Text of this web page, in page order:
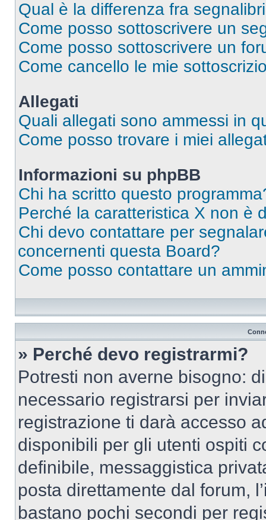
Qual è la differenza fra
Come posso sottoscrivere un
Come posso sottoscrivere un
Come cancello le mie
Allegati
Quali allegati sono ammessi in
Come posso trovare i miei
Informazioni su phpBB
Chi ha scritto questo
Perché la caratteristica X non è
Chi devo contattare per
concernenti questa Board?
Come posso contattare un
» Perché devo registrarmi?
Potresti non averne bisogno:
necessario registrarsi per
registrazione ti darà accesso
disponibili per gli utenti ospiti
definibile, messaggistica
posta direttamente dal forum,
bastano pochi secondi per